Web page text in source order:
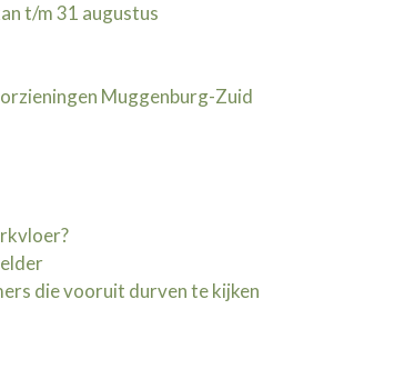
t/m 31 augustus
Muggenburg-Zuid
die vooruit durven te kijken